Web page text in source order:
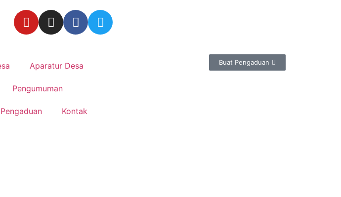
Aparatur Desa
Pengumuman
Pengaduan Kontak
Buat Pengaduan